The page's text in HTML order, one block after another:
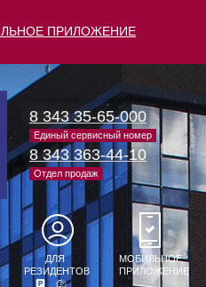
ПРИЛОЖЕНИЕ
8 343 35-65-000
Единый сервисный номер
8 343 363-44-10
Отдел продаж
ДЛЯ
РЕЗИДЕНТОВ
МОБИЛЬНОЕ
ПРИЛОЖЕНИЕ